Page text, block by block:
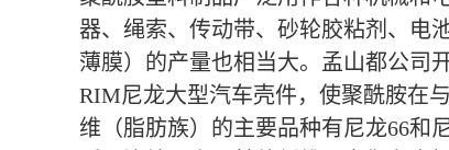
器、绳索、传动带、砂轮胶粘剂、电
薄膜）的产量也相当大。孟山都公司
RIM尼龙大型汽车壳件，使聚酰胺在
维（脂肪族）的主要品种有尼龙66和